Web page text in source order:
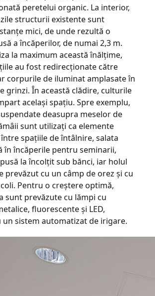
peretelui organic. La interior,
structurii existente sunt
mici, de unde rezultă o
a încăperilor, de numai 2,3 m.
la maximum această înălţime,
au fost redirecţionate către
corpurile de iluminat amplasate în
grinzi. În această clădire, culturile
acelaşi spaţiu. Spre exemplu,
deasupra meselor de
sunt utilizaţi ca elemente
spaţiile de întâlnire, salata
în încăperile pentru seminarii,
la încolţit sub bănci, iar holul
prevăzut cu un câmp de orez şi cu
Pentru o creştere optimă,
sunt prevăzute cu lămpi cu
fluorescente şi LED,
un sistem automatizat de irigare.